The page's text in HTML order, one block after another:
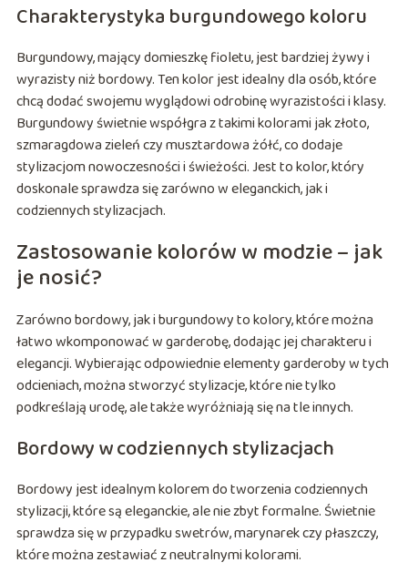
Charakterystyka burgundowego koloru
Burgundowy, mający domieszkę fioletu, jest bardziej żywy i
wyrazisty niż bordowy. Ten kolor jest idealny dla osób, które
chcą dodać swojemu wyglądowi odrobinę wyrazistości i klasy.
Burgundowy świetnie współgra z takimi kolorami jak złoto,
szmaragdowa zieleń czy musztardowa żółć, co dodaje
stylizacjom nowoczesności i świeżości. Jest to kolor, który
doskonale sprawdza się zarówno w eleganckich, jak i
codziennych stylizacjach.
Zastosowanie kolorów w modzie – jak
je nosić?
Zarówno bordowy, jak i burgundowy to kolory, które można
łatwo wkomponować w garderobę, dodając jej charakteru i
elegancji. Wybierając odpowiednie elementy garderoby w tych
odcieniach, można stworzyć stylizacje, które nie tylko
podkreślają urodę, ale także wyróżniają się na tle innych.
Bordowy w codziennych stylizacjach
Bordowy jest idealnym kolorem do tworzenia codziennych
stylizacji, które są eleganckie, ale nie zbyt formalne. Świetnie
sprawdza się w przypadku swetrów, marynarek czy płaszczy,
które można zestawiać z neutralnymi kolorami.